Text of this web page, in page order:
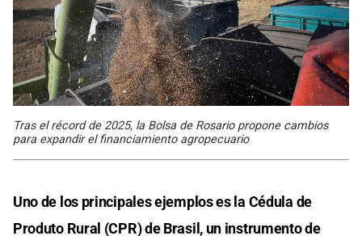
Tras el récord de 2025, la Bolsa de Rosario propone cambios
para expandir el financiamiento agropecuario
Uno de los principales ejemplos es la Cédula de
Produto Rural (CPR) de Brasil, un instrumento de